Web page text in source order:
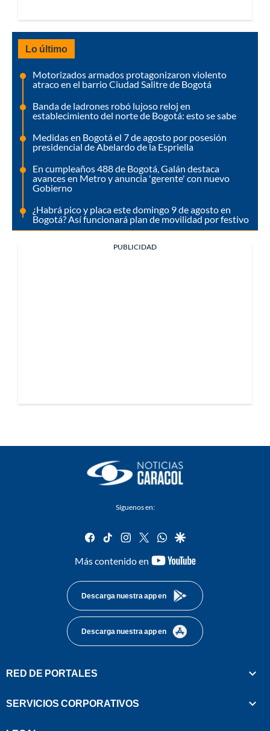
Lo último
Motorizados armados protagonizaron violento
atraco en el barrio Ciudad Salitre de Bogotá
Banda de ladrones robó lujoso reloj en
establecimiento del norte de Bogotá: esto se sabe
Medidas en Bogotá el 7 de agosto por posesión
presidencial de Abelardo de la Espriella
En cumpleaños 488 de Bogotá, Galán destaca
avances en Metro y anuncia 'gerente' con nuevo
Gobierno
¿Habrá pico y placa este domingo 9 de agosto en
Bogotá? Así funcionará plan de movilidad por festivo
PUBLICIDAD
Síguenos en:
facebook
tiktok instagram
twitterwhatsapp
google
Más contenido en
youtube-
Descarga nuestra app en
Descarga nuestra app en
RED DE PORTALES
SERVICIOS CORPORATIVOS